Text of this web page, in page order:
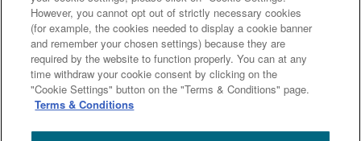
チャットで
よくある
金融機関コード : 0294
登録金融機関 関東財務局長（登金）第649号
加入協会： 日本証券業協会、一般社団法人 資産運用業協会、
一般社団法人 金融先物取引業協会
However, you cannot opt out of strictly necessary cookies
(for example, the cookies needed to display a cookie banner
and remember your chosen settings) because they are
required by the website to function properly. You can at any
time withdraw your cookie consent by clicking on the
"Cookie Settings" button on the "Terms & Conditions" page.
Terms & Conditions